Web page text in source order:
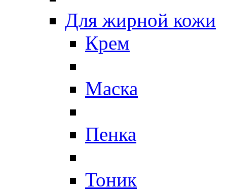
Для жирной кожи
Крем
Маска
Пенка
Тоник